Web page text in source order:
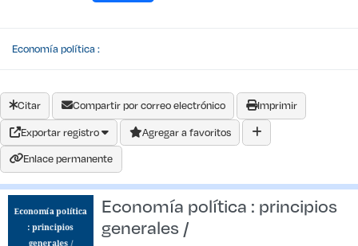
Economía política :
Citar Compartir por correo electrónico
Imprimir
Exportar registro
Agregar a favoritos
Enlace permanente
Economía política : principios
generales /